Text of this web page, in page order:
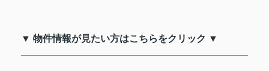
▼ 物件情報が見たい方はこちらをクリック ▼